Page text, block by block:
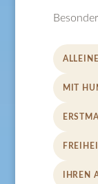
MIT
IHREN